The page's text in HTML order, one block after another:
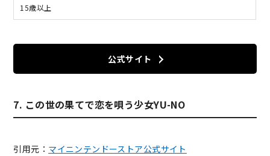
15歳以上
公式サイト
7. この世の果てで恋を唄う少女YU-NO
引用元： マイニンテンドーストア公式サイト